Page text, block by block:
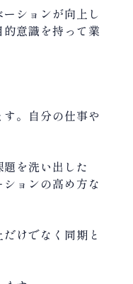
ションが向上し
意識を持って業
。自分の仕事や
を洗い出した
ョンの高め方な
けでなく同期と